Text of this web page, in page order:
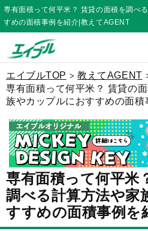
専有面積って何平米？ 賃貸の面積を調べ
すめの面積事例を紹介|教えてAGENT
エイブルTOP
教えてAGENT
専有面積って何平米？ 賃貸の
族やカップルにおすすめの面積
専有面積って何平米
調べる計算方法や家
すすめの面積事例を